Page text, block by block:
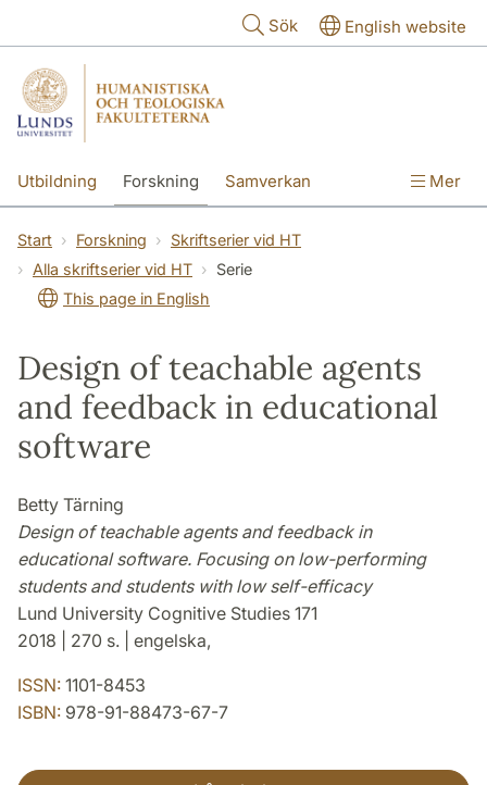
Sök English website
Utbildning Forskning Samverkan Mer
Start Forskning
Skriftserier vid HT
Alla skriftserier vid HT
Serie
This page in English
Design of teachable agents
and feedback in educational
software
Betty Tärning
Design of teachable agents and feedback in
educational software. Focusing on low-performing
students and students with low self-efficacy
Lund University Cognitive Studies 171
2018 | 270 s. | engelska,
ISSN: 1101-8453
ISBN: 978-91-88473-67-7